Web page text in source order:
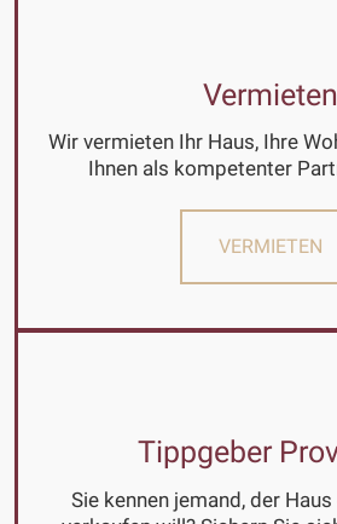
Vermieten
Wir vermieten Ihr Haus, Ihre
Ihnen als kompetenter
VERMIETEN
Tippgeber
Sie kennen jemand, der